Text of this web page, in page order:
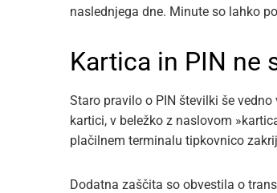
naslednjega dne. Minute so lahko
Kartica in PIN ne
Staro pravilo o PIN številki še
kartici, v beležko z naslovom
plačilnem terminalu tipkovnico
Dodatna zaščita so obvestila o